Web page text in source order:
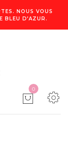
NOUS VOUS
BLEU D’AZUR.
0